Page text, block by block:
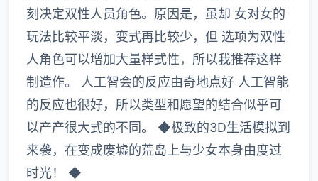
刻决定双性人员角色。原因是，虽却 女对女的
玩法比较平淡，变式再比较少，但 选项为双性
人角色可以增加大量样式性，所以我推荐这样
制造作。 人工智会的反应由奇地点好 人工智能
的反应也很好，所以类型和愿望的结合似乎可
以产产很大式的不同。 ◆极致的3D生活模拟到
来袭，在变成废墟的荒岛上与少女本身由度过
时光！ ◆